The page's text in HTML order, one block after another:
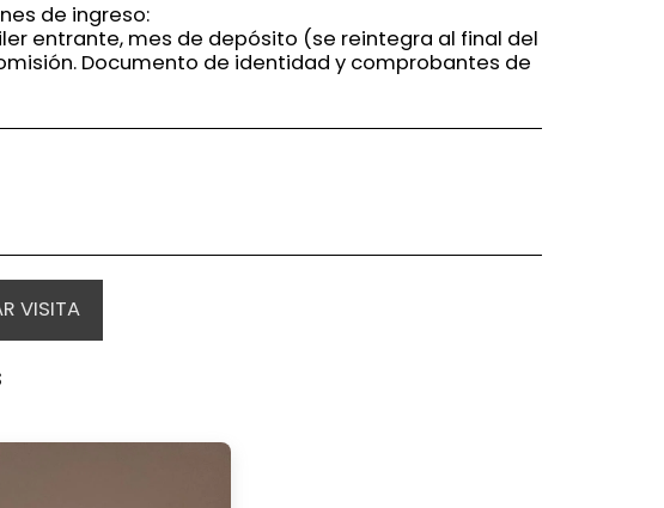
de ingreso:
entrante, mes de depósito (se reintegra al final del
Documento de identidad y comprobantes de
VISITA